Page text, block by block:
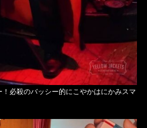
！必殺のバッシー的にこやかはにかみスマ